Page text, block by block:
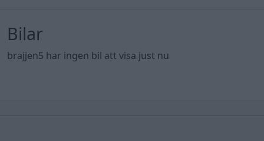
Bilar
brajjen5 har ingen bil att visa just nu